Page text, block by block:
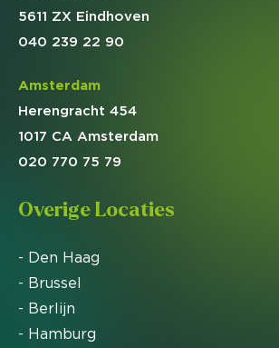
5611 ZX Eindhoven
040 239 22 90
Amsterdam
Herengracht 454
1017 CA Amsterdam
020 770 75 79
Overige Locaties
- Den Haag
- Brussel
- Berlijn
- Hamburg